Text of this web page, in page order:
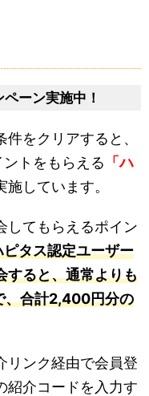
ーン実施中！
をクリアすると、
トをもらえる 「ハ
施しています。
てもらえるポイン
ピタス認定ユーザー
すると、通常よりも
、合計2,400円分の
ンク経由で会員登
紹介コードを入力す